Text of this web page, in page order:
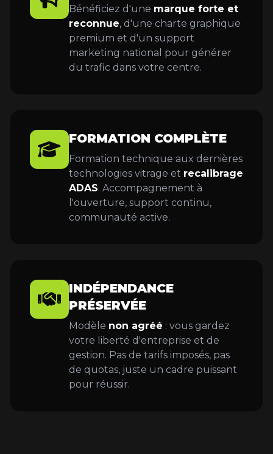
Bénéficiez d'une marque forte et
reconnue, d'une charte graphique
premium et d'un support
marketing national pour générer
du trafic dans votre centre.
FORMATION COMPLÈTE
Formation technique aux dernières
technologies vitrage et recalibrage
ADAS. Accompagnement à
l'ouverture, support continu,
communauté active.
INDÉPENDANCE
PRÉSERVÉE
Modèle non agréé : vous gardez
votre liberté d'entreprise et de
gestion. Pas de tarifs imposés, pas
de quotas, juste un cadre puissant
pour réussir.